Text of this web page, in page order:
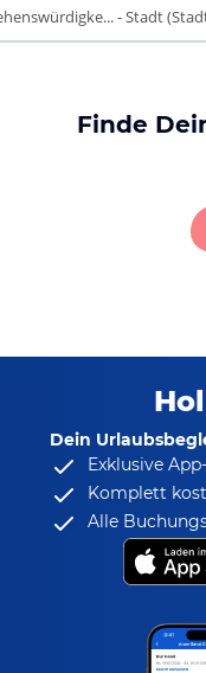
- Stadt
Finde
Dein
Exklusive
Komplett
Alle